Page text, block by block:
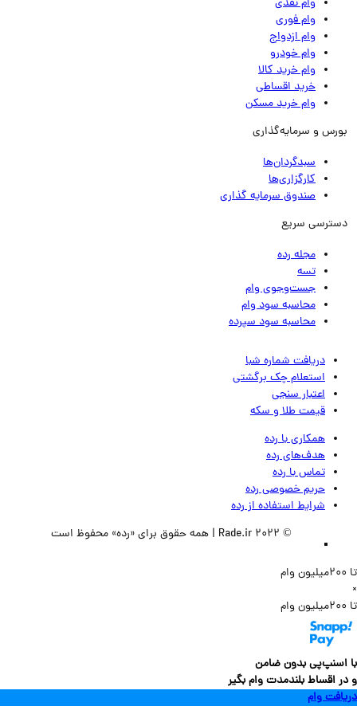
وام فوری
وام ازدواج
وام خودرو
وام خرید کالا
خرید اقساطی
وام خرید مسکن
و سرمایه‌گذاری
سبدگردان‌ها
کارگزاری‌ها
صندوق سرمایه گذاری
سریع
مجله رده
تسه
جست‌وجوی وام
محاسبه سود وام
محاسبه سود سپرده
دریافت شماره شبا
استعلام چک برگشتی
اعتبار سنجی
قیمت طلا و سکه
همکاری با رده
هدف‌های رده
تماس‌ با‌ رده
حریم خصوصی رده
شرایط استفاده از رده
بدون ضامن
بلندمدت وام بگیر
وام